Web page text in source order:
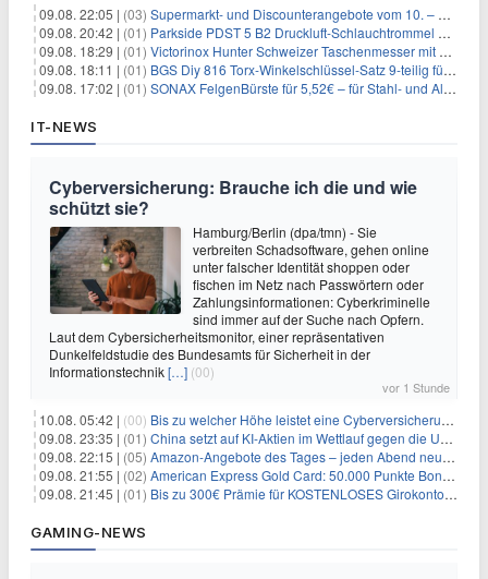
09.08. 22:05 | (03) Supermarkt- und Discounterangebote vom 10. – 15.08.2026
09.08. 20:42 | (01) Parkside PDST 5 B2 Druckluft-Schlauchtrommel mit 10 m Schlauch für 25,94€
09.08. 18:29 | (01) Victorinox Hunter Schweizer Taschenmesser mit 12 Funktionen für 43,99€
09.08. 18:11 | (01) BGS Diy 816 Torx-Winkelschlüssel-Satz 9-teilig für 6,45€
09.08. 17:02 | (01) SONAX FelgenBürste für 5,52€ – für Stahl- und Alufelgen
IT-NEWS
Cyberversicherung: Brauche ich die und wie
schützt sie?
Hamburg/Berlin (dpa/tmn) - Sie
verbreiten Schadsoftware, gehen online
unter falscher Identität shoppen oder
fischen im Netz nach Passwörtern oder
Zahlungsinformationen: Cyberkriminelle
sind immer auf der Suche nach Opfern.
Laut dem Cybersicherheitsmonitor, einer repräsentativen
Dunkelfeldstudie des Bundesamts für Sicherheit in der
Informationstechnik[…] (00)
vor 1 Stunde
10.08. 05:42 | (00) Bis zu welcher Höhe leistet eine Cyberversicherung?
09.08. 23:35 | (01) China setzt auf KI-Aktien im Wettlauf gegen die USA um Chip- und Technologiedominanz
09.08. 22:15 | (05) Amazon-Angebote des Tages – jeden Abend neue Deals zum Stöbern
09.08. 21:55 | (02) American Express Gold Card: 50.000 Punkte Bonus + Metall-Kreditkarte
09.08. 21:45 | (01) Bis zu 300€ Prämie für KOSTENLOSES Girokonto bei der Santander – 50€ schon nach 1 Woche!
GAMING-NEWS